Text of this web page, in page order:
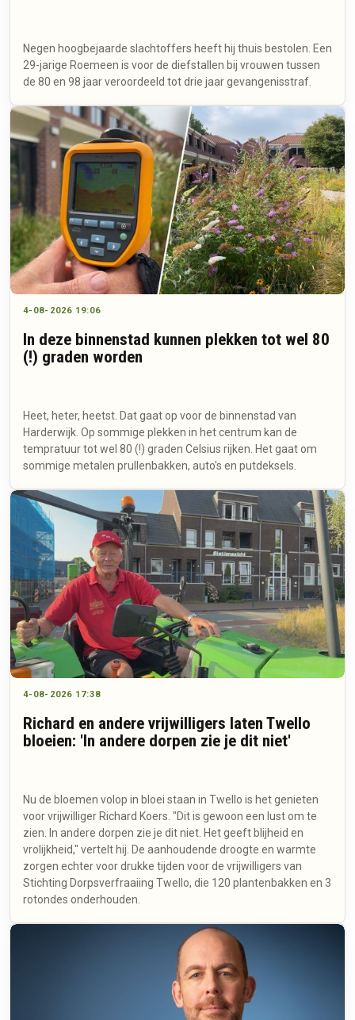
Negen hoogbejaarde slachtoffers heeft hij thuis bestolen. Een
29-jarige Roemeen is voor de diefstallen bij vrouwen tussen
de 80 en 98 jaar veroordeeld tot drie jaar gevangenisstraf.
4-08-2026 19:06
In deze binnenstad kunnen plekken tot wel 80
(!) graden worden
Heet, heter, heetst. Dat gaat op voor de binnenstad van
Harderwijk. Op sommige plekken in het centrum kan de
tempratuur tot wel 80 (!) graden Celsius rijken. Het gaat om
sommige metalen prullenbakken, auto's en putdeksels.
4-08-2026 17:38
Richard en andere vrijwilligers laten Twello
bloeien: 'In andere dorpen zie je dit niet'
Nu de bloemen volop in bloei staan in Twello is het genieten
voor vrijwilliger Richard Koers. "Dit is gewoon een lust om te
zien. In andere dorpen zie je dit niet. Het geeft blijheid en
vrolijkheid," vertelt hij. De aanhoudende droogte en warmte
zorgen echter voor drukke tijden voor de vrijwilligers van
Stichting Dorpsverfraaiing Twello, die 120 plantenbakken en 3
rotondes onderhouden.